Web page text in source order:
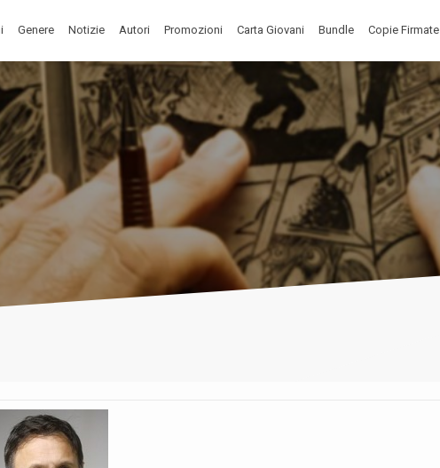
Genere Notizie Autori Promozioni Carta Giovani Bundle Copie Firmate